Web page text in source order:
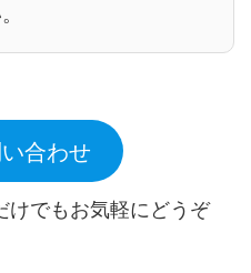
合わせ
けでもお気軽にどうぞ